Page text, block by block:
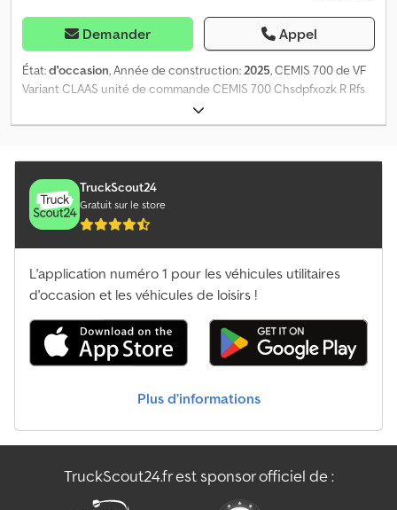
Demander Appel
État:d'occasion, Année de construction: 2025, CEMIS 700 de VF
Variant CLAAS unité de commande CEMIS 700 Chsdpfxozk R Rfs
TruckScout24
Gratuit sur le store
L'application numéro 1 pour les véhicules utilitaires
d'occasion et les véhicules de loisirs !
Plus d’informations
TruckScout24.fr est sponsor officiel de :